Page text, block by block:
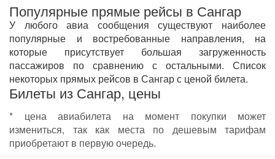
Популярные прямые рейсы в Сангар
У любого авиа сообщения существуют наиболее
популярные и востребованные направления, на
которые присутствует большая загруженность
пассажиров по сравнению с остальными. Список
некоторых прямых рейсов в Сангар с ценой билета.
Билеты из Сангар, цены
* цена авиабилета на момент покупки может
измениться, так как места по дешевым тарифам
приобретают в первую очередь.